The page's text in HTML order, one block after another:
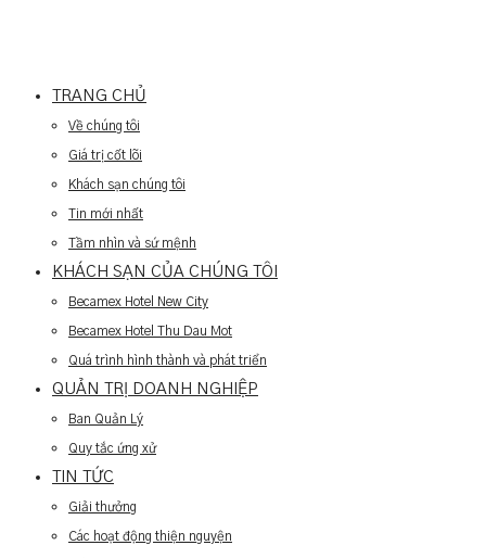
TRANG CHỦ
Về chúng tôi
Giá trị cốt lõi
Khách sạn chúng tôi
Tin mới nhất
Tầm nhìn và sứ mệnh
KHÁCH SẠN CỦA CHÚNG TÔI
Becamex Hotel New City
Becamex Hotel Thu Dau Mot
Quá trình hình thành và phát triển
QUẢN TRỊ DOANH NGHIỆP
Ban Quản Lý
Quy tắc ứng xử
TIN TỨC
Giải thưởng
Các hoạt động thiện nguyện